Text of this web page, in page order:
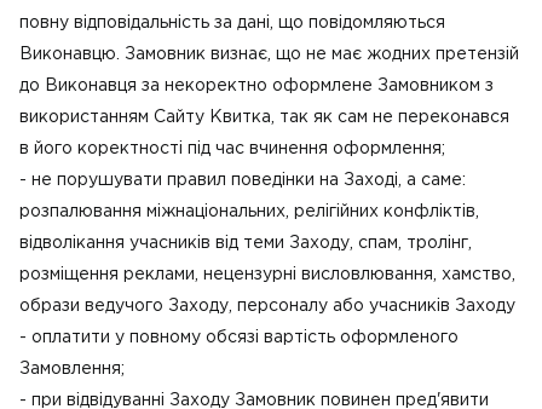
повну відповідальність за дані, що повідомляються
Виконавцю. Замовник визнає, що не має жодних претензій
до Виконавця за некоректно оформлене Замовником з
використанням Сайту Квитка, так як сам не переконався
в його коректності під час вчинення оформлення;
- не порушувати правил поведінки на Заході, а саме:
розпалювання міжнаціональних, релігійних конфліктів,
відволікання учасників від теми Заходу, спам, тролінг,
розміщення реклами, нецензурні висловлювання, хамство,
образи ведучого Заходу, персоналу або учасників Заходу
- оплатити у повному обсязі вартість оформленого
Замовлення;
- при відвідуванні Заходу Замовник повинен пред'явити